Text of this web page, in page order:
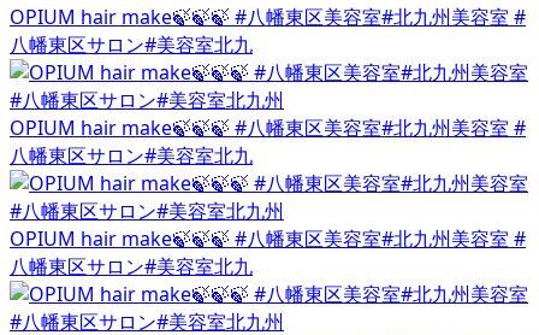
OPIUM hair make🍃🍃🍃 #八幡東区美容室#北九州美容室 #
八幡東区サロン#美容室北九
OPIUM hair make🍃🍃🍃 #八幡東区美容室#北九州美容室 #
八幡東区サロン#美容室北九
OPIUM hair make🍃🍃🍃 #八幡東区美容室#北九州美容室 #
八幡東区サロン#美容室北九